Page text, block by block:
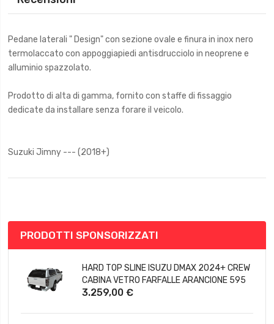
Pedane laterali " Design" con sezione ovale e finura in inox nero
termolaccato con appoggiapiedi antisdrucciolo in neoprene e
alluminio spazzolato.
Prodotto di alta di gamma, fornito con staffe di fissaggio
dedicate da installare senza forare il veicolo.
Suzuki Jimny --- (2018+)
FEATURED PRODUCTS
HARD TOP SLINE ISUZU DMAX 2024+ CREW
CABINA VETRO FARFALLE ARANCIONE 595
3.259,00 €